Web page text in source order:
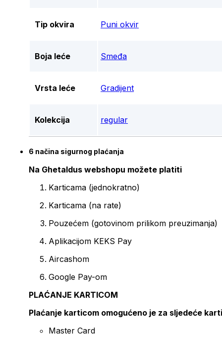
Tip okvira Puni okvir
Boja leće Smeđa
Vrsta leće Gradijent
Kolekcija regular
6 načina sigurnog plaćanja
Na Ghetaldus webshopu možete platiti
Karticama (jednokratno)
Karticama (na rate)
Pouzećem (gotovinom prilikom preuzimanja)
Aplikacijom KEKS Pay
Aircashom
Google Pay-om
PLAĆANJE KARTICOM
Plaćanje karticom omogućeno je za sljedeće
Master Card